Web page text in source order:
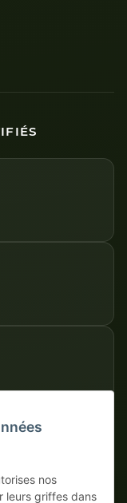
avec escompte
nos
leurs griffes dans